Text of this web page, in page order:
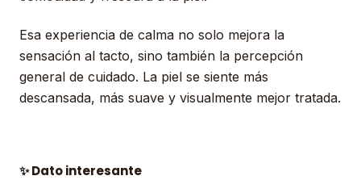
Esa experiencia de calma no solo mejora la
sensación al tacto, sino también la percepción
general de cuidado. La piel se siente más
descansada, más suave y visualmente mejor tratada.
✨ Dato interesante